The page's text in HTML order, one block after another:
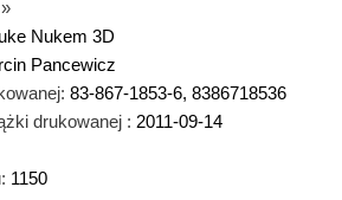
»
Nukem 3D
Pancewicz
83-867-1853-6, 8386718536
drukowanej : 2011-09-14
1150